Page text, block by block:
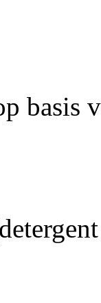
basis